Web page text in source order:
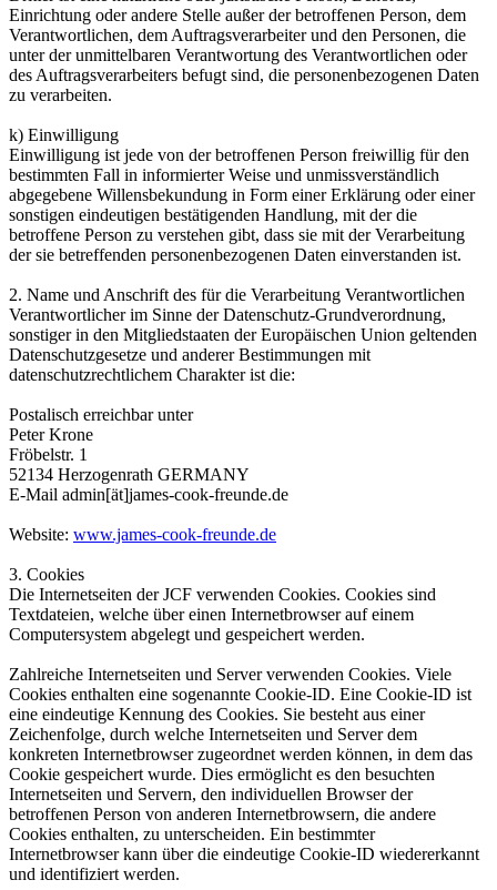
Einrichtung oder andere Stelle außer der betroffenen Person, dem
Verantwortlichen, dem Auftragsverarbeiter und den Personen, die
unter der unmittelbaren Verantwortung des Verantwortlichen oder
des Auftragsverarbeiters befugt sind, die personenbezogenen Daten
zu verarbeiten.
k) Einwilligung
Einwilligung ist jede von der betroffenen Person freiwillig für den
bestimmten Fall in informierter Weise und unmissverständlich
abgegebene Willensbekundung in Form einer Erklärung oder einer
sonstigen eindeutigen bestätigenden Handlung, mit der die
betroffene Person zu verstehen gibt, dass sie mit der Verarbeitung
der sie betreffenden personenbezogenen Daten einverstanden ist.
2. Name und Anschrift des für die Verarbeitung Verantwortlichen
Verantwortlicher im Sinne der Datenschutz-Grundverordnung,
sonstiger in den Mitgliedstaaten der Europäischen Union geltenden
Datenschutzgesetze und anderer Bestimmungen mit
datenschutzrechtlichem Charakter ist die:
Postalisch erreichbar unter
Peter Krone
Fröbelstr. 1
52134 Herzogenrath GERMANY
E-Mail admin[ät]james-cook-freunde.de
Website: www.james-cook-freunde.de
3. Cookies
Die Internetseiten der JCF verwenden Cookies. Cookies sind
Textdateien, welche über einen Internetbrowser auf einem
Computersystem abgelegt und gespeichert werden.
Zahlreiche Internetseiten und Server verwenden Cookies. Viele
Cookies enthalten eine sogenannte Cookie-ID. Eine Cookie-ID ist
eine eindeutige Kennung des Cookies. Sie besteht aus einer
Zeichenfolge, durch welche Internetseiten und Server dem
konkreten Internetbrowser zugeordnet werden können, in dem das
Cookie gespeichert wurde. Dies ermöglicht es den besuchten
Internetseiten und Servern, den individuellen Browser der
betroffenen Person von anderen Internetbrowsern, die andere
Cookies enthalten, zu unterscheiden. Ein bestimmter
Internetbrowser kann über die eindeutige Cookie-ID wiedererkannt
und identifiziert werden.